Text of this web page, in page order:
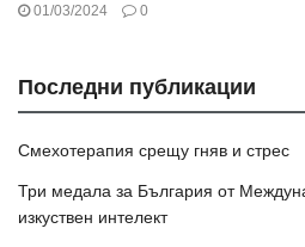
01/03/2024 0
Последни публикации
Смехотерапия срещу гняв и стрес
Три медала за България от
изкуствен интелект